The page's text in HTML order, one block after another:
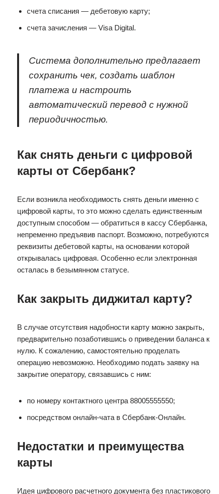
счета списания — дебетовую карту;
счета зачисления — Visa Digital.
Система дополнительно предлагает
сохранить чек, создать шаблон
платежа и настроить
автоматический перевод с нужной
периодичностью.
Как снять деньги с цифровой
карты от Сбербанк?
Если возникла необходимость снять деньги именно с
цифровой карты, то это можно сделать единственным
доступным способом — обратиться в кассу Сбербанка,
непременно предъявив паспорт. Возможно, потребуются
реквизиты дебетовой карты, на основании которой
открывалась цифровая. Особенно если электронная
осталась в безымянном статусе.
Как закрыть диджитал карту?
В случае отсутствия надобности карту можно закрыть,
предварительно позаботившись о приведении баланса к
нулю. К сожалению, самостоятельно проделать
операцию невозможно. Необходимо подать заявку на
закрытие оператору, связавшись с ним:
по номеру контактного центра 88005555550;
посредством онлайн-чата в Сбербанк-Онлайн.
Недостатки и преимущества
карты
Идея цифрового расчетного документа без пластикового